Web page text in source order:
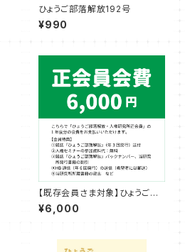
ひょうご部落解放192号
¥990
【既存会員さま対象】ひょうご部
落解放・人権研究所 正会員会
費【1年度分】
¥6,000